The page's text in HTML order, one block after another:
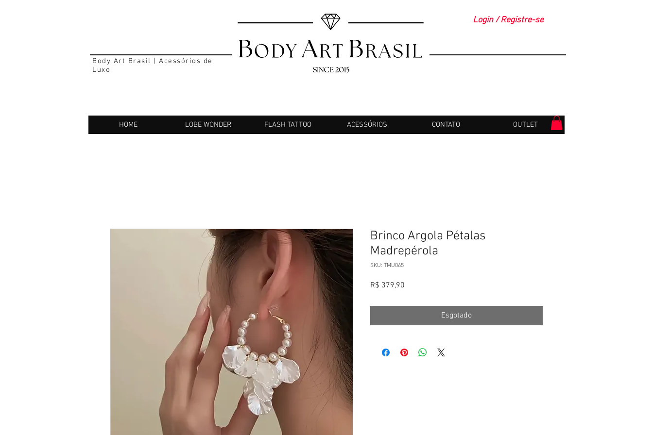
Body Art Brasil | Acessórios de
Luxo
Login / Registre-se
HOME LOBE WONDER FLASH TATTOO ACESSÓRIOS CONTATO OUTLET
Brinco Argola Pétalas
Madrepérola
SKU: TMU065
R$ 379,90
Esgotado